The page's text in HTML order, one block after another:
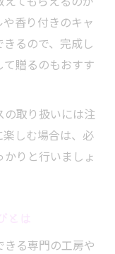
香り付きのキャ
るので、完成し
贈るのもおすす
の取り扱いには注
しむ場合は、必
りと行いましょ
る専門の工房や